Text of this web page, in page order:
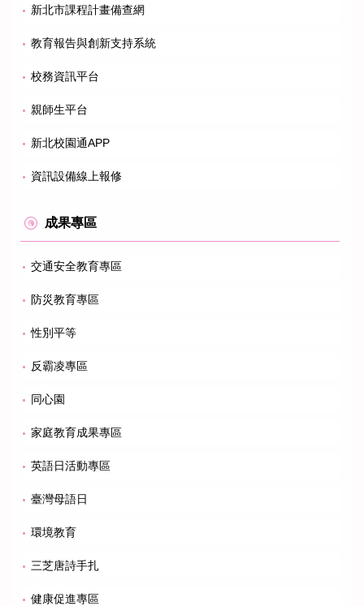
新北市課程計畫備查網
教育報告與創新支持系統
校務資訊平台
親師生平台
新北校園通APP
資訊設備線上報修
成果專區
交通安全教育專區
防災教育專區
性別平等
反霸凌專區
同心園
家庭教育成果專區
英語日活動專區
臺灣母語日
環境教育
三芝唐詩手扎
健康促進專區